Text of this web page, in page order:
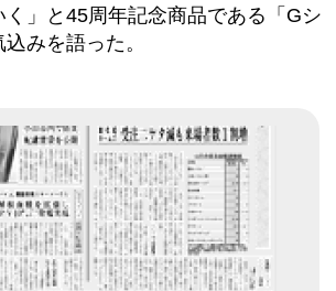
く」と45周年記念商品である「Gシ
みを語った。